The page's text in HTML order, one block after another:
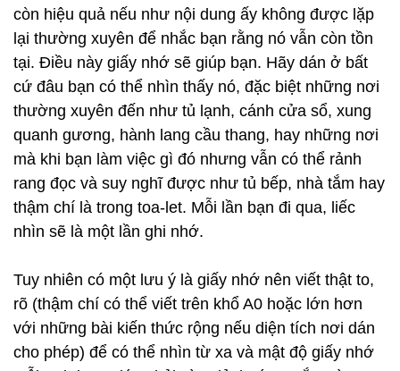
còn hiệu quả nếu như nội dung ấy không được lặp
lại thường xuyên để nhắc bạn rằng nó vẫn còn tồn
tại. Điều này giấy nhớ sẽ giúp bạn. Hãy dán ở bất
cứ đâu bạn có thể nhìn thấy nó, đặc biệt những nơi
thường xuyên đến như tủ lạnh, cánh cửa sổ, xung
quanh gương, hành lang cầu thang, hay những nơi
mà khi bạn làm việc gì đó nhưng vẫn có thể rảnh
rang đọc và suy nghĩ được như tủ bếp, nhà tắm hay
thậm chí là trong toa-let. Mỗi lần bạn đi qua, liếc
nhìn sẽ là một lần ghi nhớ.
Tuy nhiên có một lưu ý là giấy nhớ nên viết thật to,
rõ (thậm chí có thể viết trên khổ A0 hoặc lớn hơn
với những bài kiến thức rộng nếu diện tích nơi dán
cho phép) để có thể nhìn từ xa và mật độ giấy nhớ